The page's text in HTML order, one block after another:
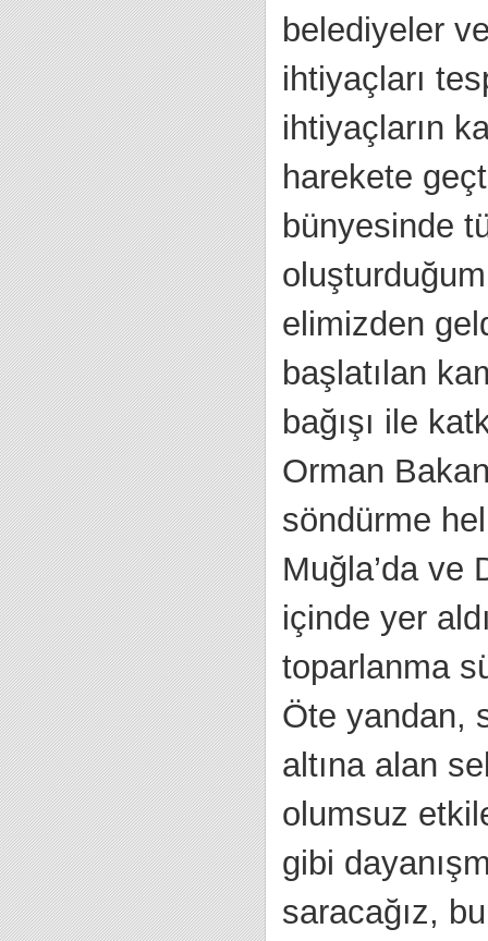
belediyeler
ihtiyaçları
ihtiyaçların
harekete
bünyesinde
elimizden
başlatılan
bağışı ile
Orman
söndürme
Muğla’da ve
içinde yer
toparlanma
Öte yandan,
altına alan
olumsuz
gibi
saracağız,